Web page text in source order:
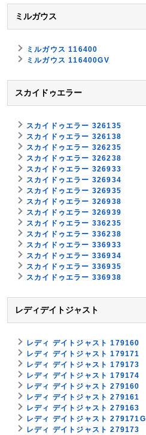
ミルガウス
ミルガウス 116400
ミルガウス 116400GV
スカイドゥエラー
スカイドゥエラー 326135
スカイドゥエラー 326138
スカイドゥエラー 326235
スカイドゥエラー 326238
スカイドゥエラー 326933
スカイドゥエラー 326934
スカイドゥエラー 326935
スカイドゥエラー 326938
スカイドゥエラー 326939
スカイドゥエラー 336235
スカイドゥエラー 336238
スカイドゥエラー 336933
スカイドゥエラー 336934
スカイドゥエラー 336935
スカイドゥエラー 336938
レディデイトジャスト
レディ デイトジャスト 179160
レディ デイトジャスト 179171
レディ デイトジャスト 179173
レディ デイトジャスト 179174
レディ デイトジャスト 279160
レディ デイトジャスト 279161
レディ デイトジャスト 279163
レディ デイトジャスト 279171G
レディ デイトジャスト 279173